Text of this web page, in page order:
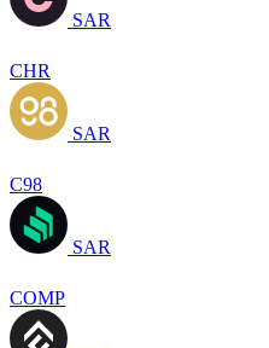
SAR
CHR
SAR
C98
SAR
COMP